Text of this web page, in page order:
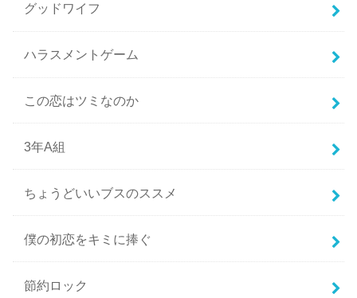
グッドワイフ
ハラスメントゲーム
この恋はツミなのか
3年A組
ちょうどいいブスのススメ
僕の初恋をキミに捧ぐ
節約ロック